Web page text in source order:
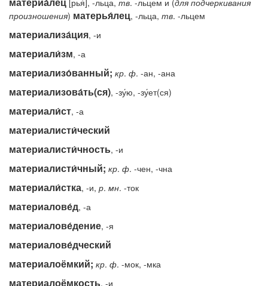
[рья́], -льца, тв. -льцем и (для подчеркивания
произношения) матерья́лец, -льца, тв. -льцем
материализа́ция, -и
материали́зм, -а
материализо́ванный; кр. ф. -ан, -ана
материализова́ть(ся), -зу́ю, -зу́ет(ся)
материали́ст, -а
материалисти́ческий
материалисти́чность, -и
материалисти́чный; кр. ф. -чен, -чна
материали́стка, -и, р. мн. -ток
материалове́д, -а
материалове́дение, -я
материалове́дческий
материалоёмкий; кр. ф. -мок, -мка
материалоёмкость, -и